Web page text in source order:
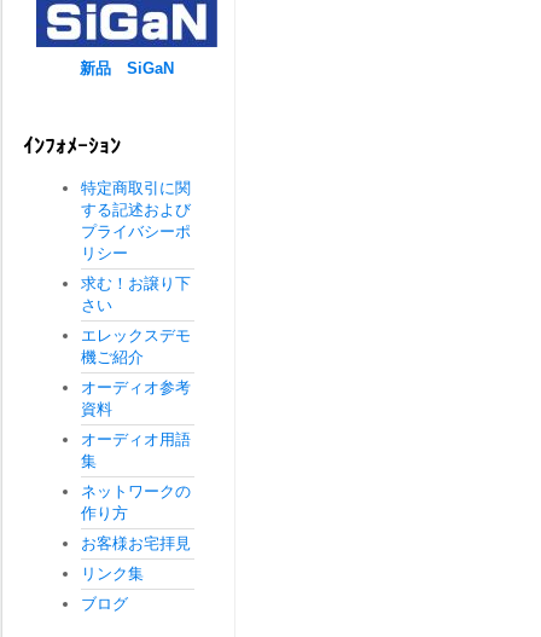
新品 SiGaN
ｲﾝﾌｫﾒｰｼｮﾝ
特定商取引に関
する記述および
プライバシーポ
リシー
求む！お譲り下
さい
エレックスデモ
機ご紹介
オーディオ参考
資料
オーディオ用語
集
ネットワークの
作り方
お客様お宅拝見
リンク集
ブログ